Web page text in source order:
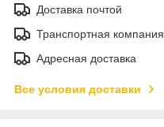
Доставка почтой
Транспортная компания
Адресная доставка
Все условия доставки